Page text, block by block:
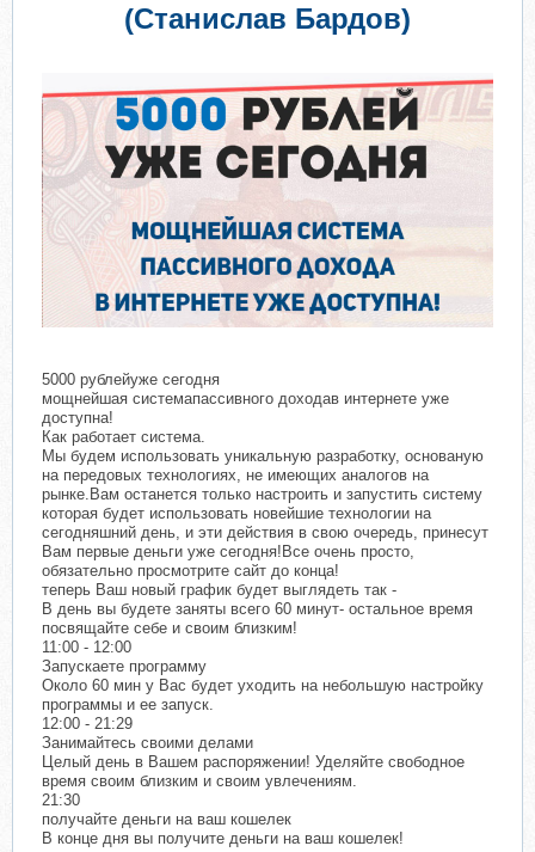
(Станислав Бардов)
5000 рублейуже сегодня
мощнейшая системапассивного доходав интернете уже
доступна!
Как работает система.
Мы будем использовать уникальную разработку, основаную
на передовых технологиях, не имеющих аналогов на
рынке.Вам останется только настроить и запустить систему
которая будет использовать новейшие технологии на
сегодняшний день, и эти действия в свою очередь, принесут
Вам первые деньги уже сегодня!Все очень просто,
обязательно просмотрите сайт до конца!
теперь Ваш новый график будет выглядеть так -
В день вы будете заняты всего 60 минут- остальное время
посвящайте себе и своим близким!
11:00 - 12:00
Запускаете программу
Около 60 мин у Вас будет уходить на небольшую настройку
программы и ее запуск.
12:00 - 21:29
Занимайтесь своими делами
Целый день в Вашем распоряжении! Уделяйте свободное
время своим близким и своим увлечениям.
21:30
получайте деньги на ваш кошелек
В конце дня вы получите деньги на ваш кошелек!